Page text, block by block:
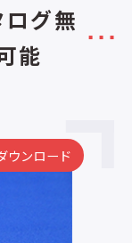
グ無
能
ウンロード